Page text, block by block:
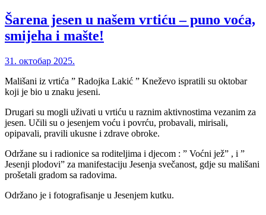
Šarena jesen u našem vrtiću – puno voća,
smijeha i mašte!
31. октобар 2025.
Mališani iz vrtića ” Radojka Lakić ” Kneževo ispratili su oktobar
koji je bio u znaku jeseni.
Drugari su mogli uživati u vrtiću u raznim aktivnostima vezanim za
jesen. Učili su o jesenjem voću i povrću, probavali, mirisali,
opipavali, pravili ukusne i zdrave obroke.
Održane su i radionice sa roditeljima i djecom : ” Voćni jež” , i ”
Jesenji plodovi” za manifestaciju Jesenja svečanost, gdje su mališani
prošetali gradom sa radovima.
Održano je i fotografisanje u Jesenjem kutku.